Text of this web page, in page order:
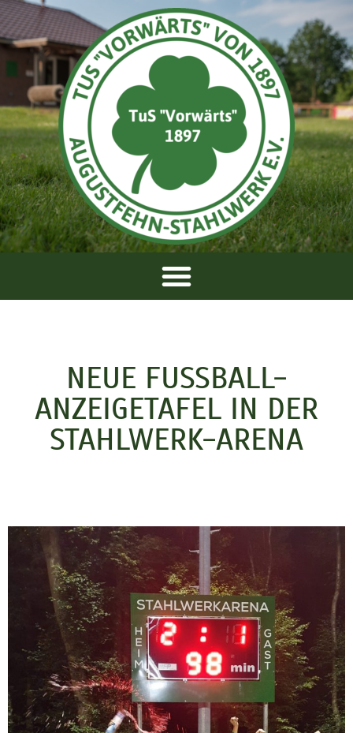
NEUE FUSSBALL-A
NZEIGETAFEL IN DER S
TAHLWERK-ARENA